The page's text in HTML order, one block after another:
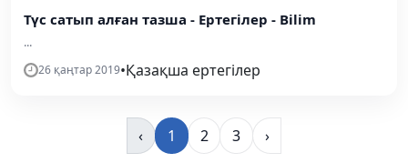
Түс сатып алған тазша - Ертегілер - Bilim
...
26 қаңтар 2019•Қазақша ертегілер
‹ 1 2 3 ›